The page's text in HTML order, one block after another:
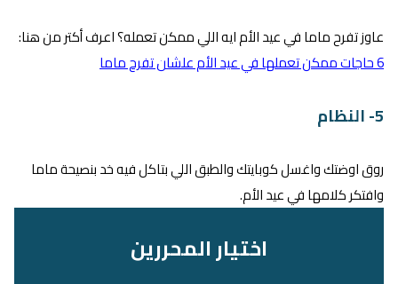
عاوز تفرح ماما في عيد الأم ايه اللي ممكن تعمله؟ اعرف أكتر من هنا:
6 حاجات ممكن تعملها في عيد الأم علشان تفرح ماما
5- النظام
روق اوضتك واغسل كوبايتك والطبق اللي بتاكل فيه خد بنصيحة ماما
وافتكر كلامها في عيد الأم.
اختيار المحررين